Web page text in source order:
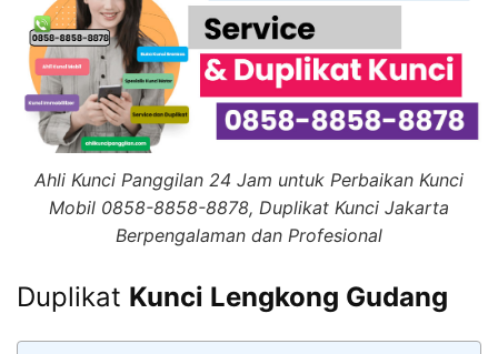
Ahli Kunci Panggilan 24 Jam untuk Perbaikan Kunci
Mobil 0858-8858-8878, Duplikat Kunci Jakarta
Berpengalaman dan Profesional
Duplikat Kunci Lengkong Gudang